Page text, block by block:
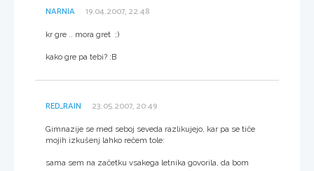
NARNIA 19.04.2007, 22:48
kr gre .. mora gret ;)
kako gre pa tebi? :B
RED_RAIN 23.05.2007, 20:49
Gimnazije se med seboj seveda razlikujejo, kar pa se tiče
mojih izkušenj lahko rečem tole:
sama sem na začetku vsakega letnika govorila, da bom